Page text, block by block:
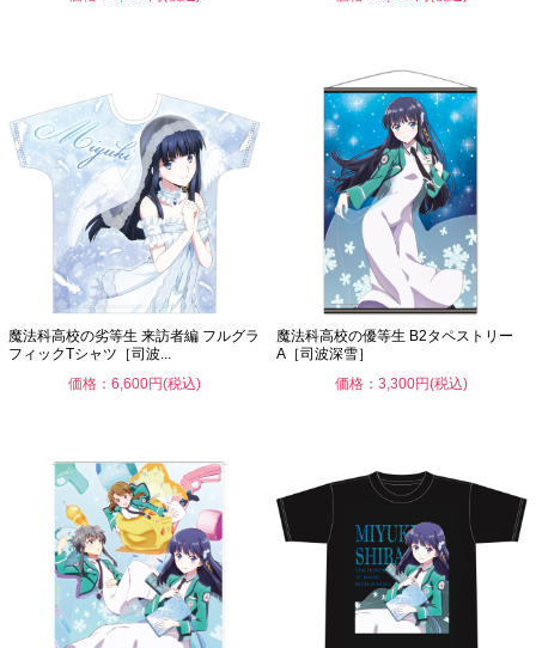
魔法科高校の劣等生 来訪者編 フルグラ
フィックTシャツ［司波...
価格：6,600円(税込)
魔法科高校の優等生 B2タペストリー
A［司波深雪］
価格：3,300円(税込)